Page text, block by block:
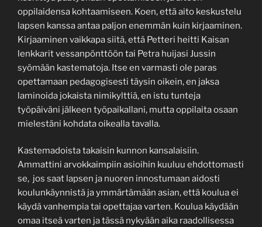
oppilaidensa kohtaamiseen. Koen, että aito keskustelu
lapsen kanssa antaa paljon enemmän kuin kirjaaminen.
Kirjaaminen vaikkapa siitä, että Petteri heitti Kaisan
lenkkarit vessanpönttöön tai Petra huijasi Jussin
syömään kastematoja. Itse en varmasti ole paras
opettamaan pedagogisesti täysin oikein, en jaksa
laminoida jokaista nimikylttiä, en istu tunteja
työpäiväni jälkeen työpaikallani, mutta oppilaita osaan
mielestäni kohdata oikealla tavalla.
Kastemadoista takaisin kunnon kansalaisiin.
Ammattini arvokkaimpiin asioihin kuuluu ehdottomasti
se, jos saat lapsen ja nuoren innostumaan aidosti
koulunkäynnistä ja ymmärtämään asian, että koulua ei
käydä vanhempia tai opettajaa varten. Koulua käydään
omaa itseä varten ja tässä nykyään aika raadollisessa